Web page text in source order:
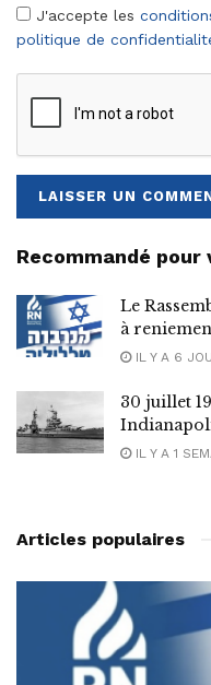
J'accepte les
politique de
Recommandé pour
Le
à
IL Y A 6
30 juillet
IL Y A 1
Articles populaires